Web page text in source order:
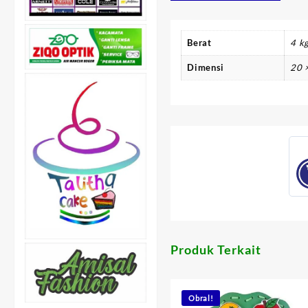
Berat 4
Dimensi 20
Produk Terkait
Obral!